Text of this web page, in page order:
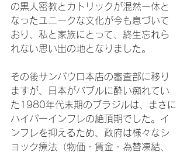
の黒人密教とカトリックが混然一体と
なったユニークな文化が今も息づいて
おり、私と家族にとって、終生忘れら
れない思い出の地となりました。
その後サンパウロ本店の審査部に移り
ますが、日本がバブルに酔い痴れてい
た1980年代末期のブラジルは、まさに
ハイパーインフレの絶頂期でした。イ
ンフレを抑えるため、政府は様々なシ
ョック療法（物価・賃金・為替凍結、